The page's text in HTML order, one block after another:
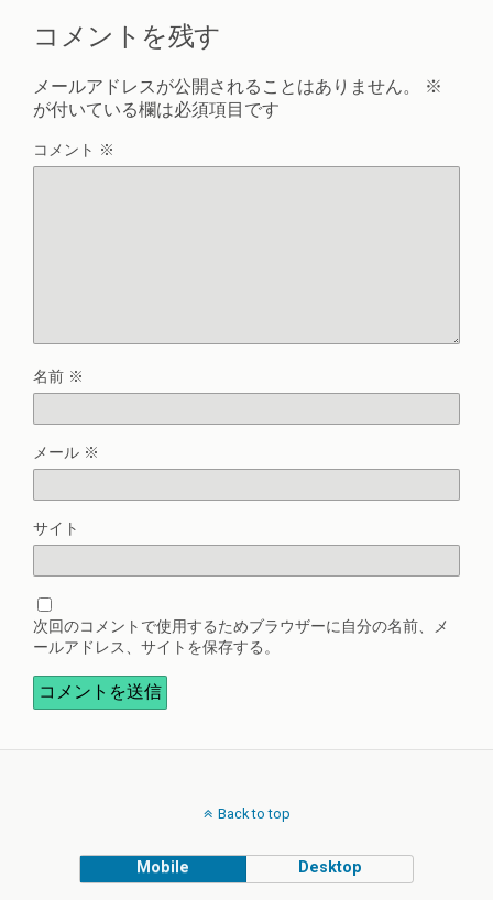
コメントを残す
メールアドレスが公開されることはありません。
※
が付いている欄は必須項目です
コメント ※
名前 ※
メール ※
サイト
次回のコメントで使用するためブラウザーに自分の名前、メ
ールアドレス、サイトを保存する。
Back to top
Mobile Desktop